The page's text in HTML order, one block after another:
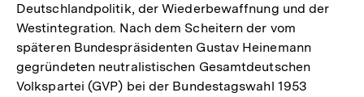
Deutschlandpolitik, der Wiederbewaffnung und der
Westintegration. Nach dem Scheitern der vom
späteren Bundespräsidenten Gustav Heinemann
gegründeten neutralistischen Gesamtdeutschen
Volkspartei (GVP) bei der Bundestagswahl 1953